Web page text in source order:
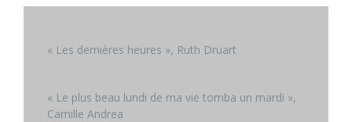
« Les dernières heures », Ruth Druart
« Le plus beau lundi de ma vie tomba un mardi »,
Camille Andrea